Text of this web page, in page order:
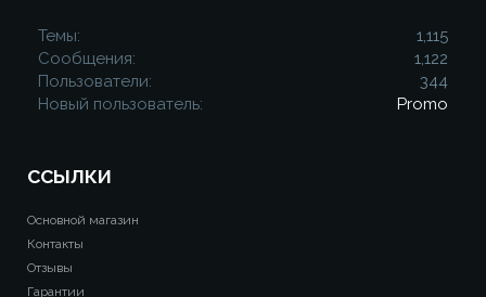
Темы
1,115
Сообщения
1,122
Пользователи
344
Новый пользователь
Promo
ССЫЛКИ
Основной магазин
Контакты
Отзывы
Гарантии